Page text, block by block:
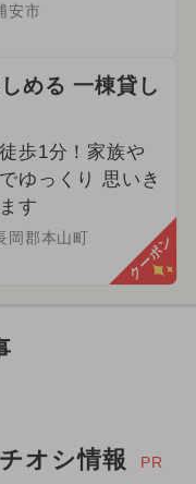
安市
める 一棟貸し
歩1分！家族や
ゆっくり 思いき
す
岡郡本山町 クーポン
オシ情報 PR